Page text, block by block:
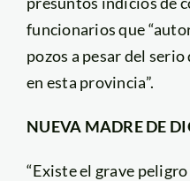
funcionarios que
pozos a pesar del
en esta provincia”.
NUEVA MADRE DE
“Existe el grave